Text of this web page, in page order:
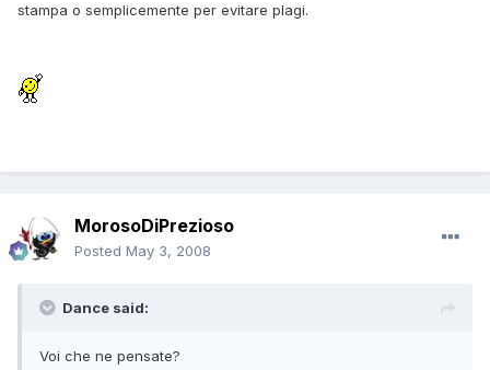
stampa o semplicemente per evitare plagi.
MorosoDiPrezioso
Posted May 3, 2008
Dance said:
Voi che ne pensate?